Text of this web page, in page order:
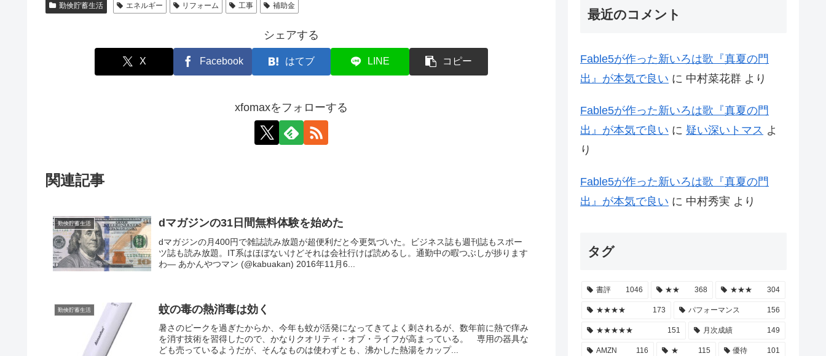
勤倹貯蓄生活 エネルギー リフォーム 工事 補助金
シェアする
X Facebook はてブ LINE コピー
xfomaxをフォローする
関連記事
勤倹貯蓄生活 dマガジンの31日間無料体験を始めた
dマガジンの月400円で雑誌読み放題が超便利だと今更気づいた。ビジネス誌も週刊誌もスポー
ツ誌も読み放題。IT系はほぼないけどそれは会社行けば読めるし。通勤中の暇つぶしが捗ります
わ— あかんやつマン (@kabuakan) 2016年11月6...
勤倹貯蓄生活 蚊の毒の熱消毒は効く
暑さのピークを過ぎたからか、今年も蚊が活発になってきてよく刺されるが、数年前に熱で痒み
を消す技術を習得したので、かなりクオリティ・オブ・ライフが高まっている。 専用の器具な
ども売っているようだが、そんなものは使わずとも、沸かした熱湯をカップ...
最近のコメント
Fable5が作った新いろは歌『真夏の門
出』が本気で良い に 中村菜花群 より
Fable5が作った新いろは歌『真夏の門
出』が本気で良い に 疑い深いトマス よ
り
Fable5が作った新いろは歌『真夏の門
出』が本気で良い に 中村秀実 より
タグ
書評 1046 ★★ 368 ★★★ 304
★★★★ 173 パフォーマンス 156
★★★★★ 151 月次成績 149
AMZN 116 ★ 115 優待 101